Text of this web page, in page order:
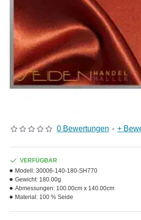
0 Bewertungen - +
VERFÜGBAR
Modell: 30006-140-180-SH770
Gewicht: 180.00g
Abmessungen: 100.00cm x 140.00cm
Material: 100 % Seide